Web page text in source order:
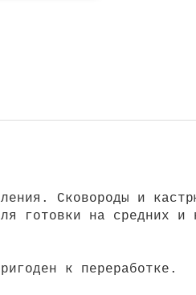
Сковороды и
готовки на средних и
к переработке.